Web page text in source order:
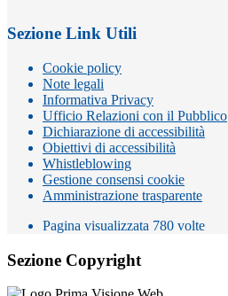
Sezione Link Utili
Cookie policy
Note legali
Informativa Privacy
Ufficio Relazioni con il Pubblico
Dichiarazione di accessibilità
Obiettivi di accessibilità
Whistleblowing
Gestione consensi cookie
Amministrazione trasparente
Pagina visualizzata 780 volte
Sezione Copyright